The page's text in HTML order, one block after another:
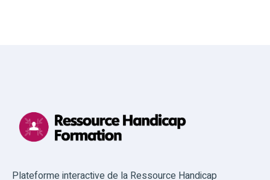
Plateforme interactive de la Ressource Handicap